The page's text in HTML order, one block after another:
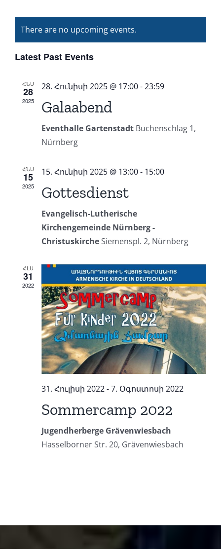
date.
Calendar
of
There are no upcoming events.
Latest Past Events
ՀՆՍ
28
2025
28. Հունիսի 2025 @ 17:00-23:59
Galaabend
Eventhalle Gartenstadt Buchenschlag 1,
Nürnberg
ՀՆՍ
15
2025
15. Հունիսի 2025 @ 13:00- 15:00
Gottesdienst
Evangelisch-Lutherische
Kirchengemeinde Nürnberg -
ChristuskircheSiemenspl. 2, Nürnberg
ՀԼՍ
31
2022
31. Հուլիսի 2022-7. Օգոստոսի 2022
Sommercamp 2022
Jugendherberge Grävenwiesbach
Hasselborner Str. 20, Grävenwiesbach